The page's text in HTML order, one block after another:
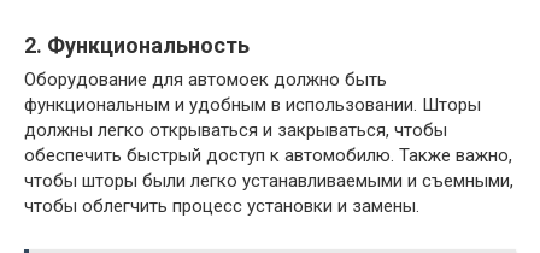
2. Функциональность
Оборудование для автомоек должно быть
функциональным и удобным в использовании. Шторы
должны легко открываться и закрываться, чтобы
обеспечить быстрый доступ к автомобилю. Также важно,
чтобы шторы были легко устанавливаемыми и съемными,
чтобы облегчить процесс установки и замены.